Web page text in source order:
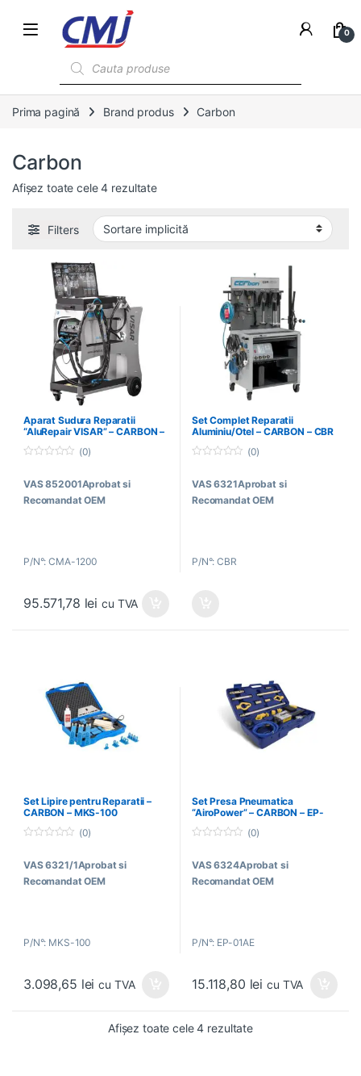
0
Prima pagină Brand produs Carbon
Carbon
Afișez toate cele 4 rezultate
Filters
Aparat Sudura Reparatii
“AluRepair VISAR” – CARBON –
u
o
(0)
VAS 852001Aprobat si
Recomandat OEM
P/N°: CMA-1200
95.571,78 lei cu TVA
Set Complet Reparatii
Aluminiu/Otel – CARBON – CBR
u
o
(0)
VAS 6321Aprobat si
Recomandat OEM
P/N°: CBR
Set Lipire pentru Reparatii –
CARBON – MKS-100
u
o
(0)
VAS 6321/1Aprobat si
Recomandat OEM
P/N°: MKS-100
3.098,65 lei cu TVA
Set Presa Pneumatica
“AiroPower” – CARBON – EP-
u
o
(0)
VAS 6324Aprobat si
Recomandat OEM
P/N°: EP-01AE
15.118,80 lei cu TVA
Afișez toate cele 4 rezultate